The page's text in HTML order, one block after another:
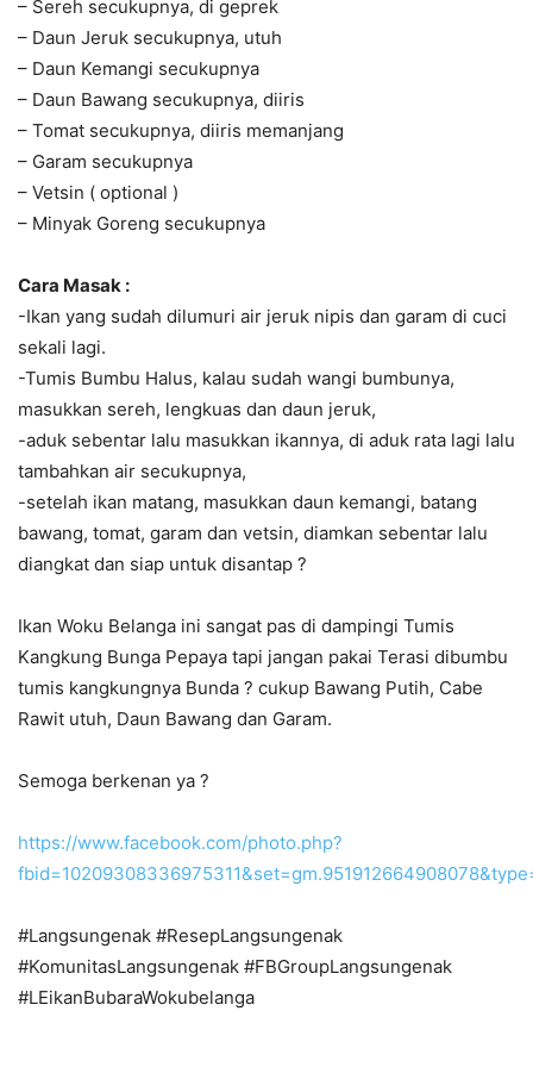
– Sereh secukupnya, di geprek
– Daun Jeruk secukupnya, utuh
– Daun Kemangi secukupnya
– Daun Bawang secukupnya, diiris
– Tomat secukupnya, diiris memanjang
– Garam secukupnya
– Vetsin ( optional )
– Minyak Goreng secukupnya
Cara Masak :
-Ikan yang sudah dilumuri air jeruk nipis dan garam di cuci
sekali lagi.
-Tumis Bumbu Halus, kalau sudah wangi bumbunya,
masukkan sereh, lengkuas dan daun jeruk,
-aduk sebentar lalu masukkan ikannya, di aduk rata lagi lalu
tambahkan air secukupnya,
-setelah ikan matang, masukkan daun kemangi, batang
bawang, tomat, garam dan vetsin, diamkan sebentar lalu
diangkat dan siap untuk disantap ?
Ikan Woku Belanga ini sangat pas di dampingi Tumis
Kangkung Bunga Pepaya tapi jangan pakai Terasi dibumbu
tumis kangkungnya Bunda ? cukup Bawang Putih, Cabe
Rawit utuh, Daun Bawang dan Garam.
Semoga berkenan ya ?
https://www.facebook.com/photo.php?
#Langsungenak #ResepLangsungenak
#KomunitasLangsungenak #FBGroupLangsungenak
#LEikanBubaraWokubelanga